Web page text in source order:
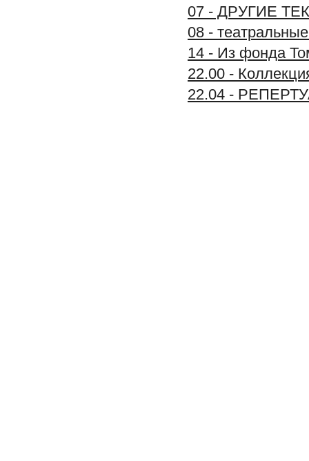
07 - ДРУГИЕ
08 -
14 - Из фонда
22.00 -
22.04 -